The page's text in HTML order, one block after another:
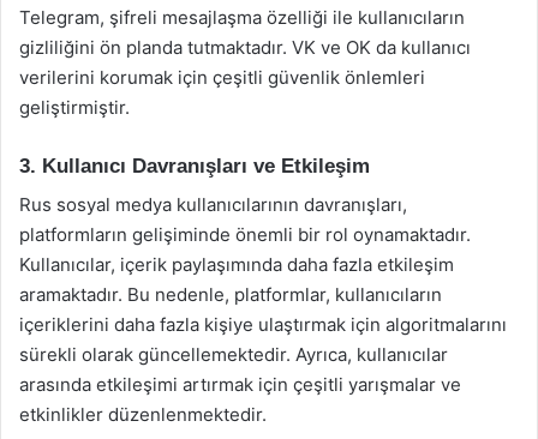
Telegram, şifreli mesajlaşma özelliği ile kullanıcıların
gizliliğini ön planda tutmaktadır. VK ve OK da kullanıcı
verilerini korumak için çeşitli güvenlik önlemleri
geliştirmiştir.
3. Kullanıcı Davranışları ve Etkileşim
Rus sosyal medya kullanıcılarının davranışları,
platformların gelişiminde önemli bir rol oynamaktadır.
Kullanıcılar, içerik paylaşımında daha fazla etkileşim
aramaktadır. Bu nedenle, platformlar, kullanıcıların
içeriklerini daha fazla kişiye ulaştırmak için algoritmalarını
sürekli olarak güncellemektedir. Ayrıca, kullanıcılar
arasında etkileşimi artırmak için çeşitli yarışmalar ve
etkinlikler düzenlenmektedir.